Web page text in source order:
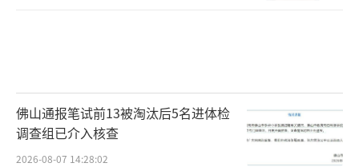
佛山通报笔试前13被淘汰后5名进体检
调查组已介入核查
2026-08-07 14:28:02